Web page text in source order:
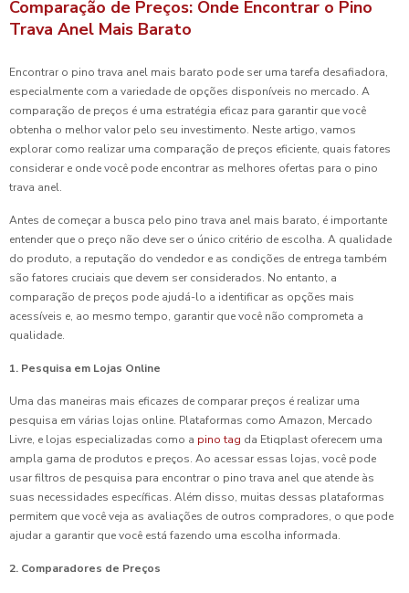
Comparação de Preços: Onde Encontrar o Pino
Trava Anel Mais Barato
Encontrar o pino trava anel mais barato pode ser uma tarefa desafiadora,
especialmente com a variedade de opções disponíveis no mercado. A
comparação de preços é uma estratégia eficaz para garantir que você
obtenha o melhor valor pelo seu investimento. Neste artigo, vamos
explorar como realizar uma comparação de preços eficiente, quais fatores
considerar e onde você pode encontrar as melhores ofertas para o pino
trava anel.
Antes de começar a busca pelo pino trava anel mais barato, é importante
entender que o preço não deve ser o único critério de escolha. A qualidade
do produto, a reputação do vendedor e as condições de entrega também
são fatores cruciais que devem ser considerados. No entanto, a
comparação de preços pode ajudá-lo a identificar as opções mais
acessíveis e, ao mesmo tempo, garantir que você não comprometa a
qualidade.
1. Pesquisa em Lojas Online
Uma das maneiras mais eficazes de comparar preços é realizar uma
pesquisa em várias lojas online. Plataformas como Amazon, Mercado
Livre, e lojas especializadas como a pino tag da Etiqplast oferecem uma
ampla gama de produtos e preços. Ao acessar essas lojas, você pode
usar filtros de pesquisa para encontrar o pino trava anel que atende às
suas necessidades específicas. Além disso, muitas dessas plataformas
permitem que você veja as avaliações de outros compradores, o que pode
ajudar a garantir que você está fazendo uma escolha informada.
2. Comparadores de Preços